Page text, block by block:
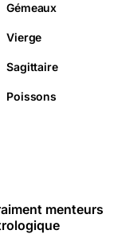
Gémeaux
Vierge
Sagittaire
Poissons
menteurs